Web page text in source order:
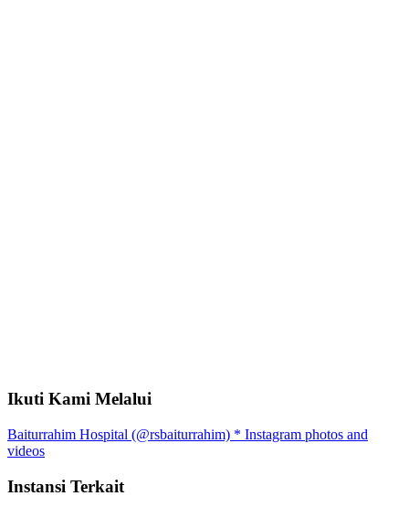
Ikuti Kami Melalui
Baiturrahim Hospital (@rsbaiturrahim) * Instagram photos and
videos
Instansi Terkait